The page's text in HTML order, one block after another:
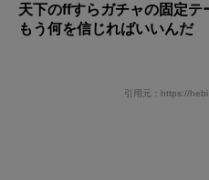
天下のffすらガチャの固定テ
もう何を信じればいいんだ
引用元：https://